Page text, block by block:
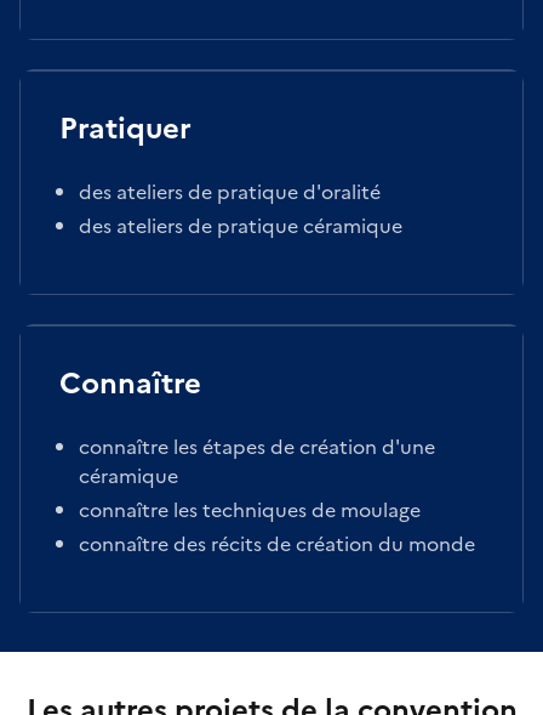
Pratiquer
des ateliers de pratique d'oralité
des ateliers de pratique céramique
Connaître
connaître les étapes de création d'une
céramique
connaître les techniques de moulage
connaître des récits de création du monde